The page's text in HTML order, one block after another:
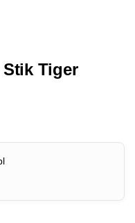
Stik Tiger